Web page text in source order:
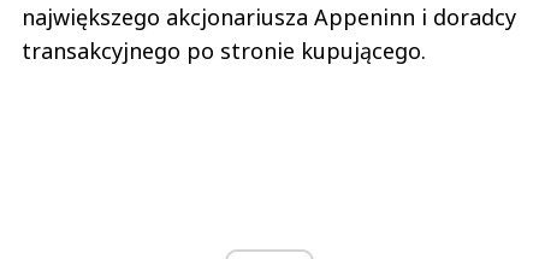
największego akcjonariusza Appeninn i doradcy
transakcyjnego po stronie kupującego.